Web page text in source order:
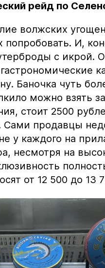
рейд по
волжских
попробовать. И,
с икрой.
Баночка чуть
можно взять
стоит 2500
Сами продавцы
у каждого на
несмотря на
от 12 500 до 13